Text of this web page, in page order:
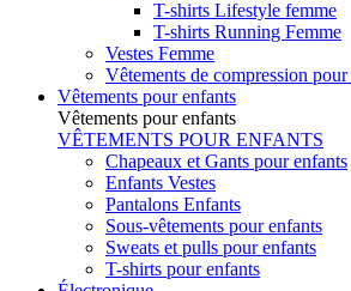
T-shirts Lifestyle femme
T-shirts Running Femme
Vestes Femme
Vêtements de compression
Vêtements pour enfants
Vêtements pour enfants
VÊTEMENTS POUR ENFANTS
Chapeaux et Gants pour enfants
Enfants Vestes
Pantalons Enfants
Sous-vêtements pour enfants
Sweats et pulls pour enfants
T-shirts pour enfants